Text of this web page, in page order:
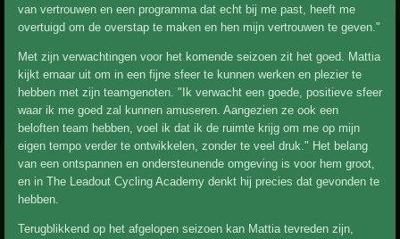
van vertrouwen en een programma dat echt bij me past, heeft me
overtuigd om de overstap te maken en hen mijn vertrouwen te geven."
Met zijn verwachtingen voor het komende seizoen zit het goed. Mattia
kijkt ernaar uit om in een fijne sfeer te kunnen werken en plezier te
hebben met zijn teamgenoten. "Ik verwacht een goede, positieve sfeer
waar ik me goed zal kunnen amuseren. Aangezien ze ook een
beloften team hebben, voel ik dat ik de ruimte krijg om me op mijn
eigen tempo verder te ontwikkelen, zonder te veel druk." Het belang
van een ontspannen en ondersteunende omgeving is voor hem groot,
en in The Leadout Cycling Academy denkt hij precies dat gevonden te
hebben.
Terugblikkend op het afgelopen seizoen kan Mattia tevreden zijn,